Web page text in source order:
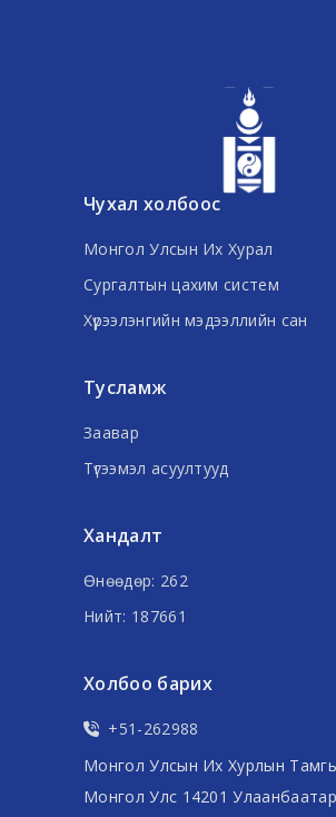
Чухал холбоос
Монгол Улсын Их Хурал
Сургалтын цахим систем
Хүрээлэнгийн мэдээллийн сан
Тусламж
Заавар
Түгээмэл асуултууд
Хандалт
Өнөөдөр: 262
Нийт: 187661
Холбоо барих
+51-262988
Монгол Улсын Их Хурлын
Монгол Улс 14201